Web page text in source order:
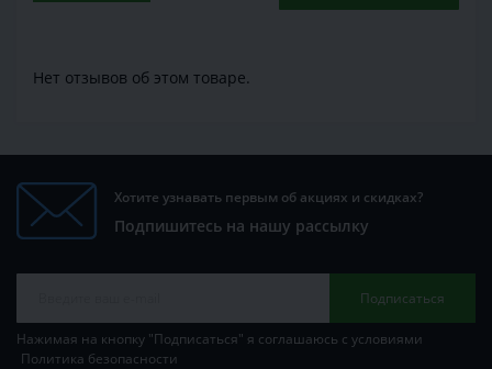
Нет отзывов об этом товаре.
Хотите узнавать первым об акциях и скидках?
Подпишитесь на нашу рассылку
Подписаться
Нажимая на кнопку "Подписаться" я соглашаюсь с условиями
Политика безопасности